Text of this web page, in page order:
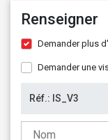
Renseigner
Demander plus
Demander une